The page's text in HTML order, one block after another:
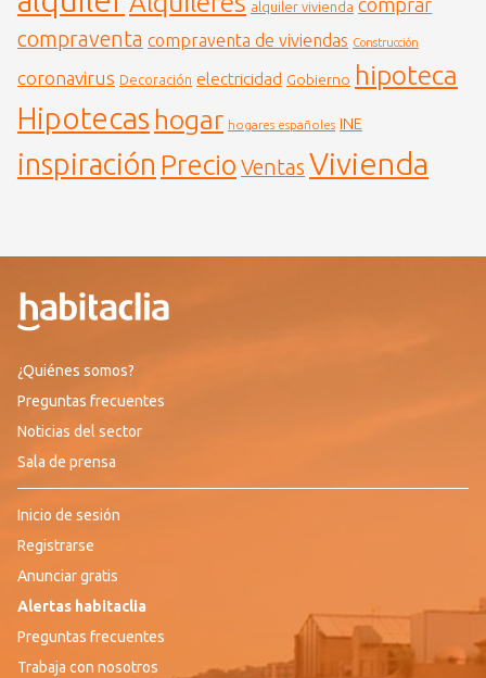
alquiler vivienda
compraventa compraventa de viviendas Construcción
coronavirus Decoración electricidad Gobierno hipoteca
Hipotecas hogar hogares españoles INE
inspiración Precio Ventas Vivienda
¿Quiénes somos?
Preguntas frecuentes
Noticias del sector
Sala de prensa
Inicio de sesión
Registrarse
Anunciar gratis
Alertas habitaclia
Preguntas frecuentes
Trabaja con nosotros